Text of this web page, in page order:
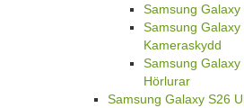
Samsung Galaxy
Samsung
Kameraskydd
Samsung
Hörlurar
Samsung Galaxy S26